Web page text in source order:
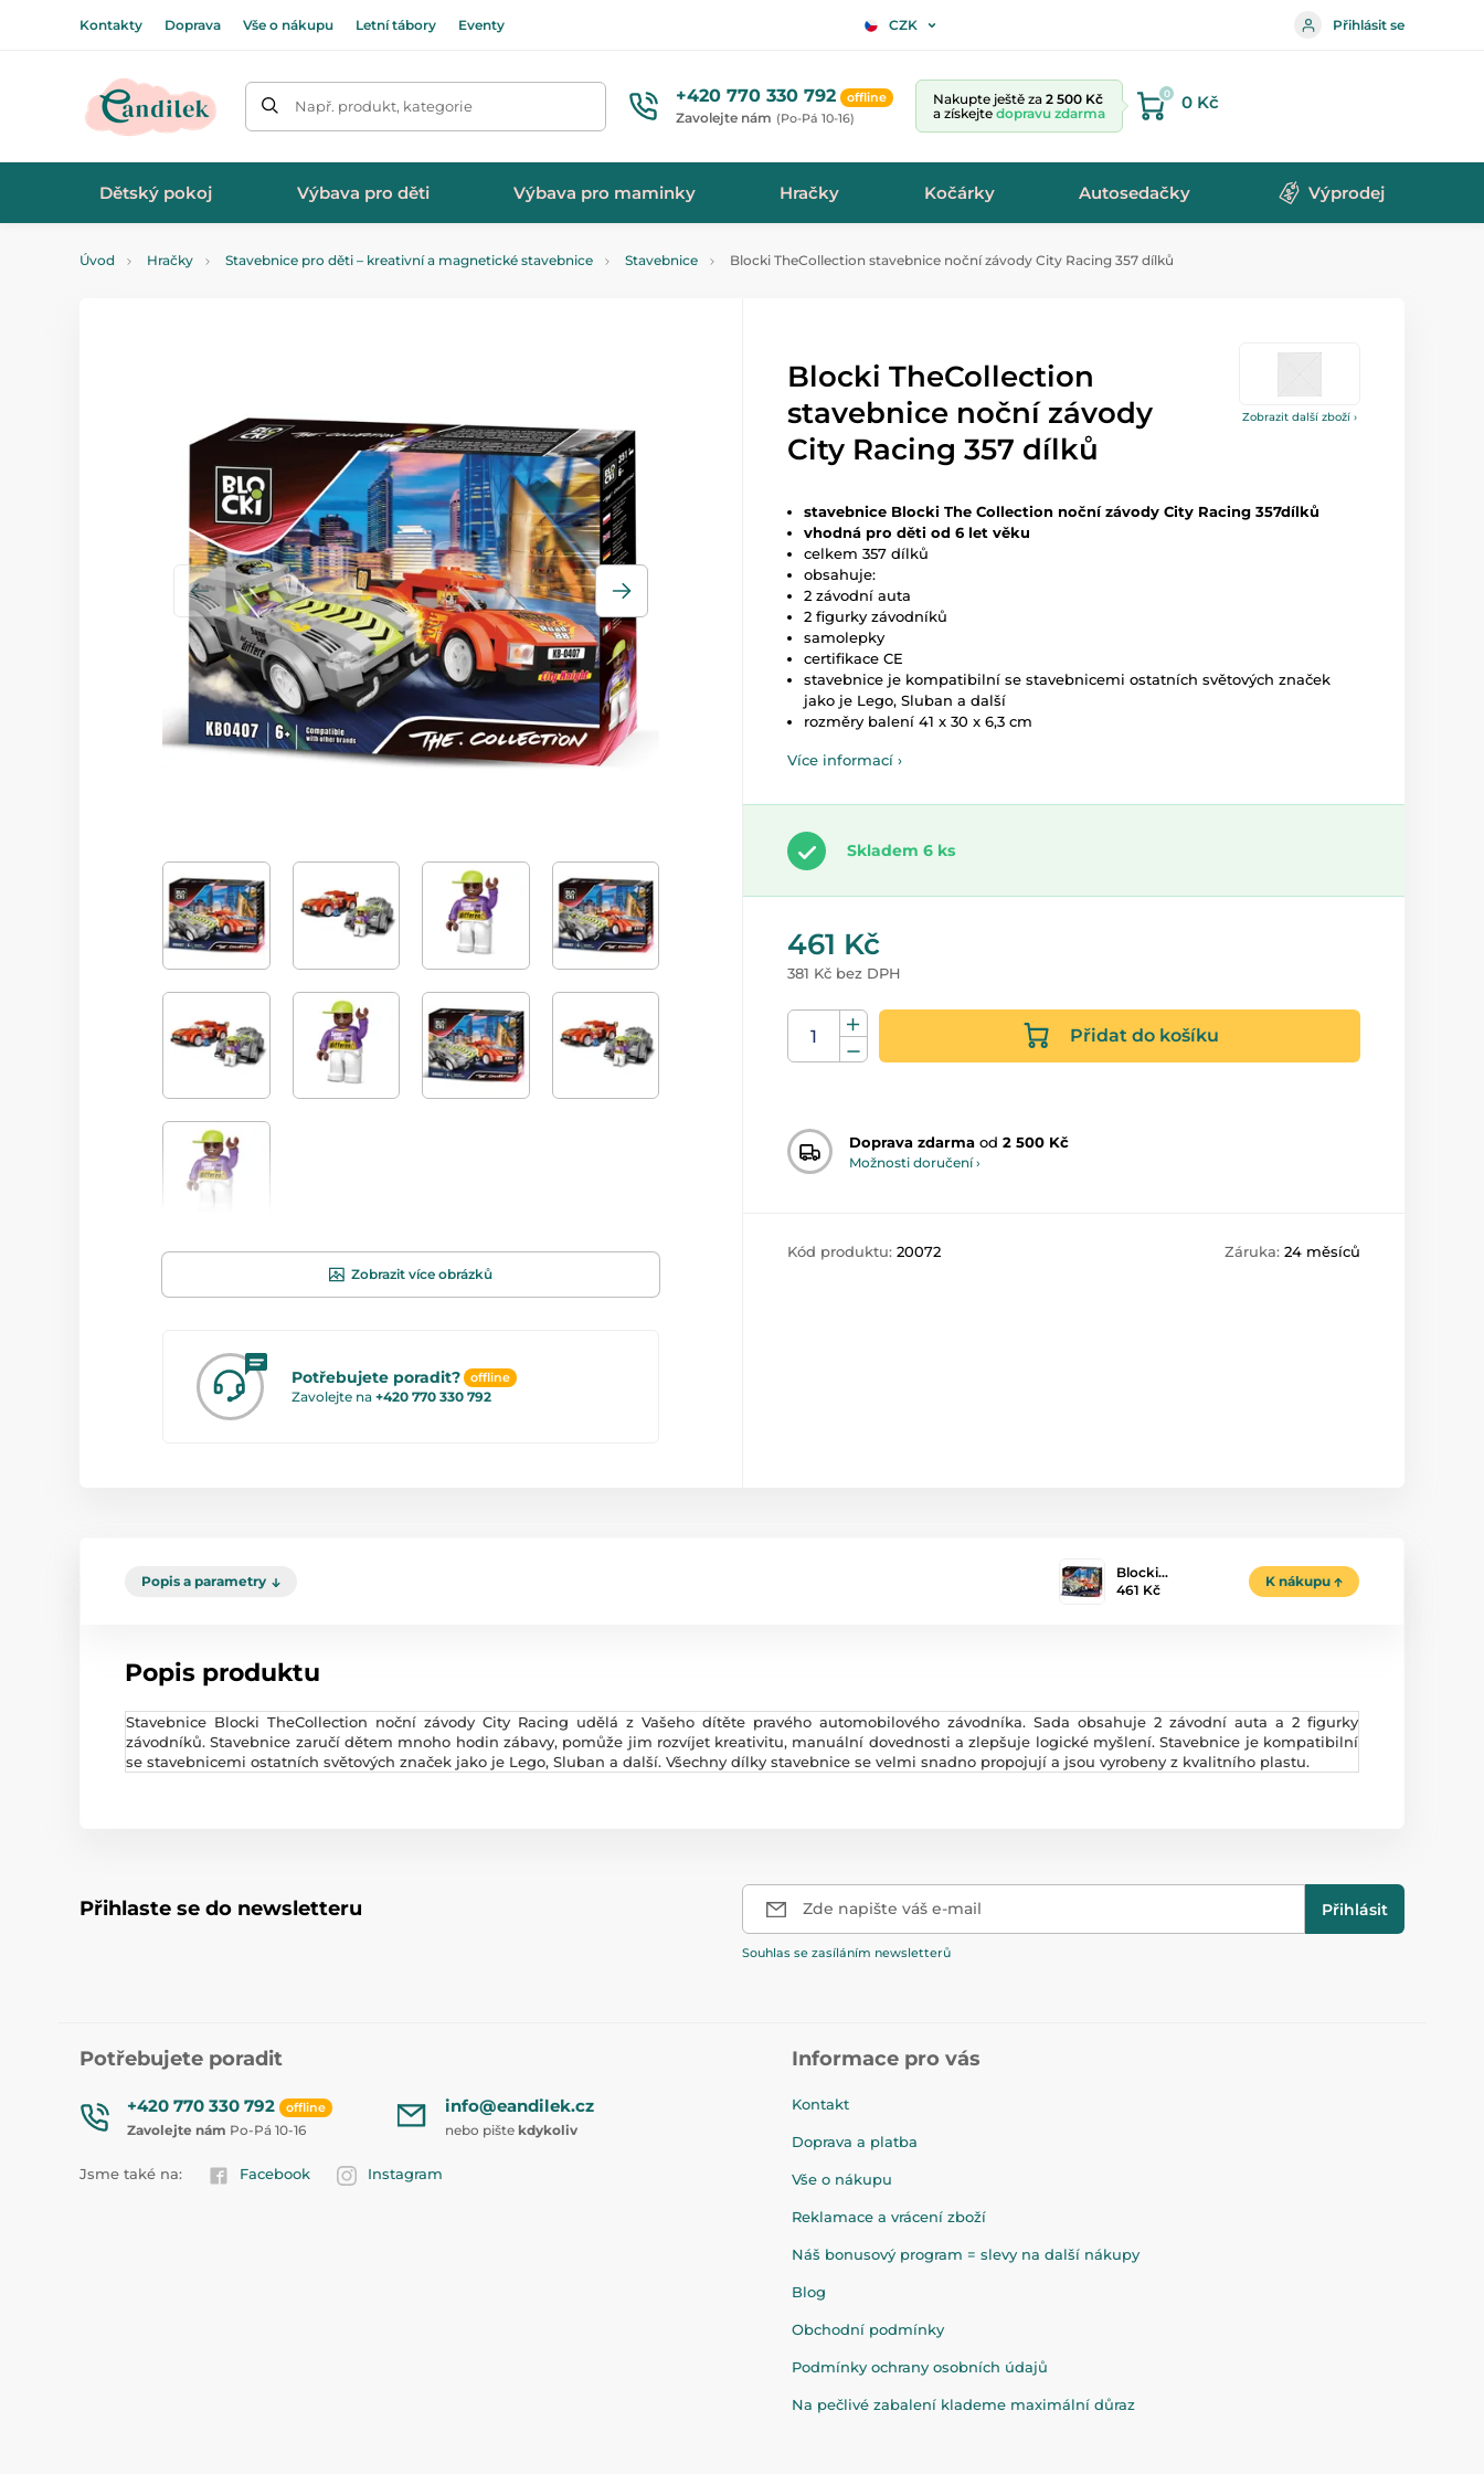
Kontakty Doprava Vše o nákupu Letní tábory Eventy CZK Přihlásit se
Např. produkt, kategorie +420 770 330 792 offline
Zavolejte nám (Po-Pá 10-16)
Nakupte ještě za 2 500 Kč
a získejte dopravu zdarma
0 0 Kč
Dětský pokoj Výbava pro děti Výbava pro maminky Hračky Kočárky Autosedačky Výprodej
Úvod Hračky Stavebnice pro děti – kreativní a magnetické stavebnice Stavebnice Blocki TheCollection stavebnice noční závody City Racing 357 dílků
Zobrazit další zboží ›
Zobrazit více obrázků
Potřebujete poradit? offline
Zavolejte na +420 770 330 792
Blocki TheCollection
stavebnice noční závody
City Racing 357 dílků
stavebnice Blocki The Collection noční závody City Racing 357dílků
vhodná pro děti od 6 let věku
celkem 357 dílků
obsahuje:
2 závodní auta
2 figurky závodníků
samolepky
certifikace CE
stavebnice je kompatibilní se stavebnicemi ostatních světových značek
jako je Lego, Sluban a další
rozměry balení 41 x 30 x 6,3 cm
Více informací ›
Skladem 6 ks
461 Kč
381 Kč bez DPH
Přidat do košíku
Doprava zdarma od 2 500 Kč
Možnosti doručení ›
Kód produktu: 20072 Záruka: 24 měsíců
Popis a parametry
Blocki…
461 Kč
K nákupu
Popis produktu
Stavebnice Blocki TheCollection noční závody City Racing udělá z Vašeho dítěte pravého automobilového závodníka. Sada obsahuje 2 závodní auta a 2 figurky
závodníků. Stavebnice zaručí dětem mnoho hodin zábavy, pomůže jim rozvíjet kreativitu, manuální dovednosti a zlepšuje logické myšlení. Stavebnice je kompatibilní
se stavebnicemi ostatních světových značek jako je Lego, Sluban a další. Všechny dílky stavebnice se velmi snadno propojují a jsou vyrobeny z kvalitního plastu.
Přihlaste se do newsletteru Zde napište váš e-mail Přihlásit
Souhlas se zasíláním newsletterů
Potřebujete poradit
+420 770 330 792 offline
Zavolejte nám Po-Pá 10-16
info@eandilek.cz
nebo pište kdykoliv
Jsme také na: Facebook Instagram
Informace pro vás
Kontakt
Doprava a platba
Vše o nákupu
Reklamace a vrácení zboží
Náš bonusový program = slevy na další nákupy
Blog
Obchodní podmínky
Podmínky ochrany osobních údajů
Na pečlivé zabalení klademe maximální důraz